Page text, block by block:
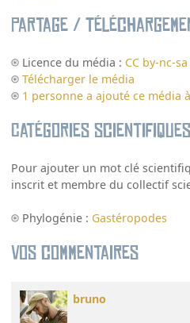
Partage /
Licence du média : CC by-nc-sa
Télécharger le média
1 personne a ajouté ce média
Catégories scientifiques
Pour ajouter un mot clé
inscrit et membre du collectif
Phylogénie : Gastéropodes
Vos commentaires
bruno